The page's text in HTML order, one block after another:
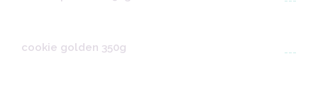
cookie golden 350g ---